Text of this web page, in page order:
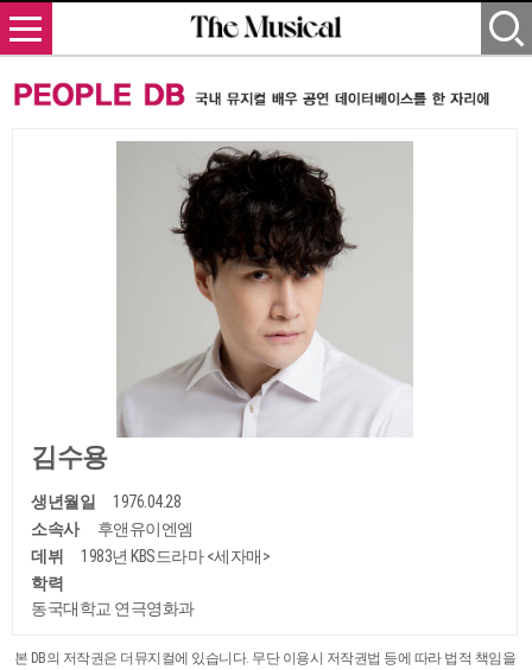
김수용
생년월일
1976.04.28
소속사
후앤유이엔엠
데뷔
1983년 KBS드라마 <세자매>
학력
동국대학교 연극영화과
본 DB의 저작권은 더뮤지컬에 있습니다. 무단 이용시 저작권법 등에 따라 법적 책임을